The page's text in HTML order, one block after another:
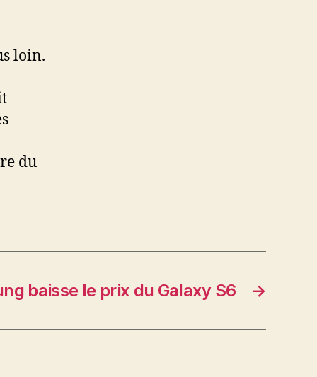
loin.
du
→
baisse le prix du Galaxy S6